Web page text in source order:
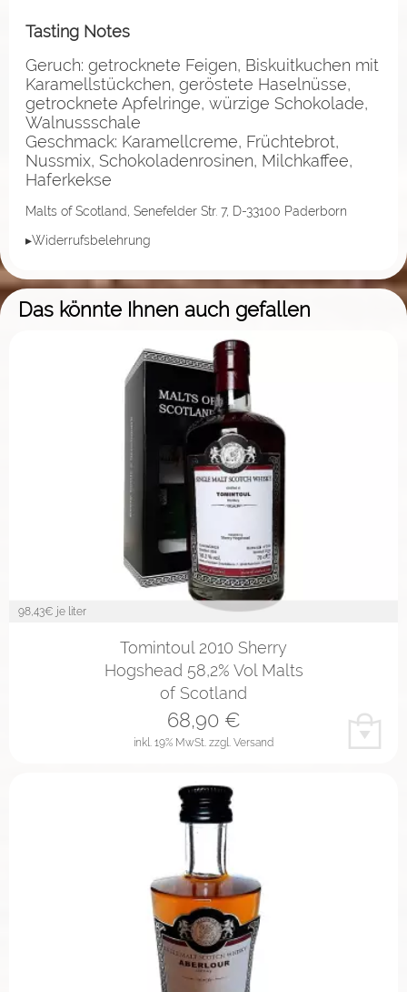
Tasting Notes
Geruch: getrocknete Feigen, Biskuitkuchen mit
Karamellstückchen, geröstete Haselnüsse,
getrocknete Apfelringe, würzige Schokolade,
Walnussschale
Geschmack: Karamellcreme, Früchtebrot,
Nussmix, Schokoladenrosinen, Milchkaffee,
Haferkekse
Malts of Scotland, Senefelder Str. 7, D-33100 Paderborn
▸Widerrufsbelehrung
Das könnte Ihnen auch gefallen
98,43€ je liter
Tomintoul 2010 Sherry
Hogshead 58,2% Vol Malts
of Scotland
inkl. 19% MwSt. zzgl. Versand
68,90€